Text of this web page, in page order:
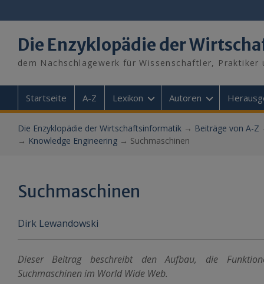
to
Die Enzyklopädie der
dem Nachschlagewerk für Wissenschaftler, Praktiker
Startseite A-Z Lexikon Autoren
Die Enzyklopädie der Wirtschaftsinformatik→ Beiträge von A-Z
→ Knowledge Engineering→ Suchmaschinen
Suchmaschinen
Dirk Lewandowski
Dieser Beitrag beschreibt den Aufbau, die
Suchmaschinen im World Wide Web.